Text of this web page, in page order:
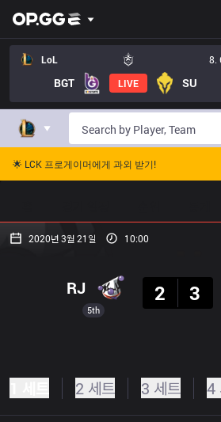
LoL 8.
BGT LIVE SU
🌟 LCK 프로게이머에게 과외 받기!
2020년 3월 21일 10:00
5th
RJ
2
3
2 세트 3 세트 4